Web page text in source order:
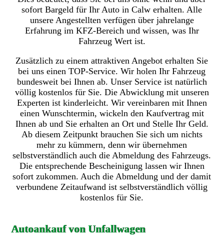
sofort Bargeld für Ihr Auto in Calw erhalten. Alle
unsere Angestellten verfügen über jahrelange
Erfahrung im KFZ-Bereich und wissen, was Ihr
Fahrzeug Wert ist.
Zusätzlich zu einem attraktiven Angebot erhalten Sie
bei uns einen TOP-Service. Wir holen Ihr Fahrzeug
bundesweit bei Ihnen ab. Unser Service ist natürlich
völlig kostenlos für Sie. Die Abwicklung mit unseren
Experten ist kinderleicht. Wir vereinbaren mit Ihnen
einen Wunschtermin, wickeln den Kaufvertrag mit
Ihnen ab und Sie erhalten an Ort und Stelle Ihr Geld.
Ab diesem Zeitpunkt brauchen Sie sich um nichts
mehr zu kümmern, denn wir übernehmen
selbstverständlich auch die Abmeldung des Fahrzeugs.
Die entsprechende Bescheinigung lassen wir Ihnen
sofort zukommen. Auch die Abmeldung und der damit
verbundene Zeitaufwand ist selbstverständlich völlig
kostenlos für Sie.
Autoankauf von Unfallwagen